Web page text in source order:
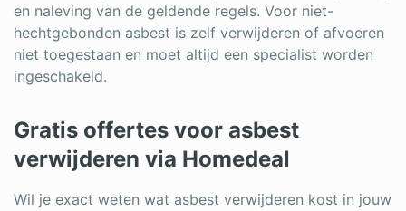
en naleving van de geldende regels. Voor niet-
hechtgebonden asbest is zelf verwijderen of afvoeren
niet toegestaan en moet altijd een specialist worden
ingeschakeld.
Gratis offertes voor asbest
verwijderen via Homedeal
Wil je exact weten wat asbest verwijderen kost in jouw